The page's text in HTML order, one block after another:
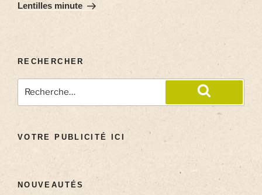
Lentilles minute
RECHERCHER
VOTRE PUBLICITÉ ICI
NOUVEAUTÉS